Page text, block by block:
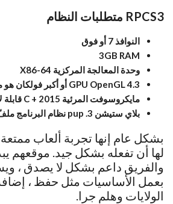
RPCS3 متطلبات النظام
النوافذ 7 أو فوق
3GB RAM
وحدة المعالجة المركزية X86-64
GPU OpenGL 4.3 أو أكبر فولكان هو موصى.
مايكروسوفت المرئية C + 2015 قابلة لإعادة التوزيع
بلاي ستيشن 3. pup نظام البرنامج ملفّ
بشكل عام إنها تجربة ألعاب ممتعة
لها أن تفعله بشكل جيد. موقعهم
والفريق داعم بشكل لا يصدق ،
بعمل الأساسيات مثل حفظ ،
الولايات وهلم جرا.